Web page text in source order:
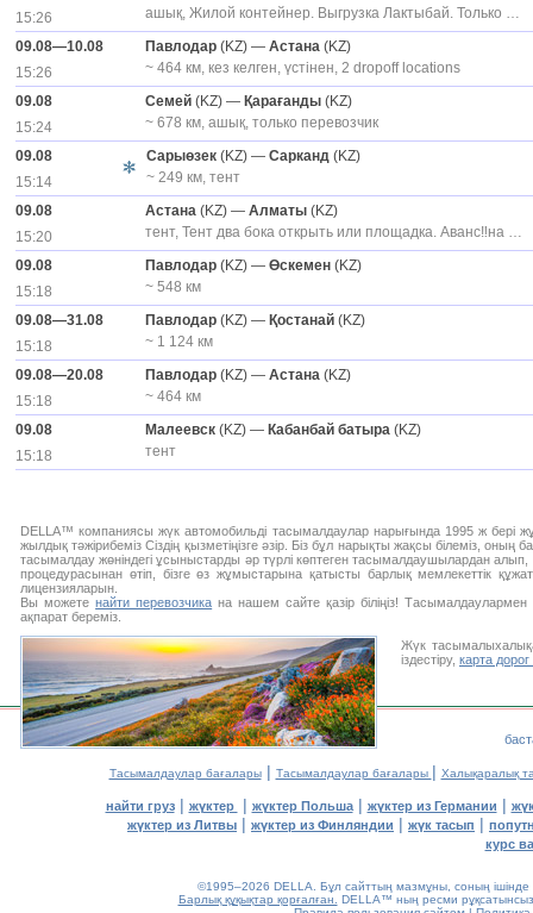
15:26
ашық, Жилой контейнер. Выгрузка Лактыбай. Только площадки и тралы. Тент не подходит. Погрузка с 10.08, үстінен, күн сайын,
09.08—10.08
Павлодар (KZ) — Астана (KZ)
15:26
~ 464 км, кез келген, үстінен, 2 dropoff locations
09.08
Семей (KZ) — Қарағанды (KZ)
15:24
~ 678 км, ашық, только перевозчик
09.08
Сарыөзек (KZ) — Сарканд (KZ)
15:14
~ 249 км, тент
09.08
Астана (KZ) — Алматы (KZ)
15:20
тент, Тент два бока открыть или площадка. Аванс‼️на склад 150к Город 160к, тентті шешу
09.08
Павлодар (KZ) — Өскемен (KZ)
15:18
~ 548 км
09.08—31.08
Павлодар (KZ) — Қостанай (KZ)
15:18
~ 1 124 км
09.08—20.08
Павлодар (KZ) — Астана (KZ)
15:18
~ 464 км
09.08
Малеевск (KZ) — Кабанбай батыра (KZ)
15:18
тент
DELLA™ компаниясы жүк автомобильді тасымалдаулар нарығында 1995 ж бері
жылдық тәжірибеміз Сіздің қызметіңізге әзір. Біз бұл нарықты жақсы білеміз, оның
тасымалдау жөніндегі ұсыныстарды әр түрлі көптеген тасымалдаушылардан алып,
процедурасынан өтіп, бізге өз жұмыстарына қатысты барлық мемлекеттік
лицензияларын.
Вы можетенайти перевозчика на нашем сайте қазір біліңіз!
ақпарат береміз.
Жүк
іздестіру, карта дорог
Тасымалдаулар бағалары| Тасымалдаулар бағалары | Халықаралық
найти груз| жүктер | жүктер Польша| жүктер из Германии |
жүктер из Литвы | жүктер из Финляндии | жүк тасып |
курс
©1995–2026 DELLA. Бұл сайттың мазмұны, соның ішінде
Барлық құқықтар қорғалған.
DELLA™ ның ресми рұқсатынсыз